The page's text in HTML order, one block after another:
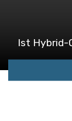
Ist Hybrid-